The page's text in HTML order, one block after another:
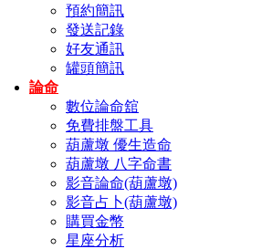
預約簡訊
發送記錄
好友通訊
罐頭簡訊
論命
數位論命舘
免費排盤工具
葫蘆墩 優生造命
葫蘆墩 八字命書
影音論命(葫蘆墩)
影音占卜(葫蘆墩)
購買金幣
星座分析